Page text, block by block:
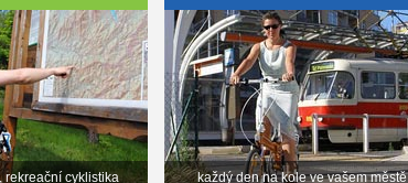
rekreační cyklistika každý den na kole ve vašem městě